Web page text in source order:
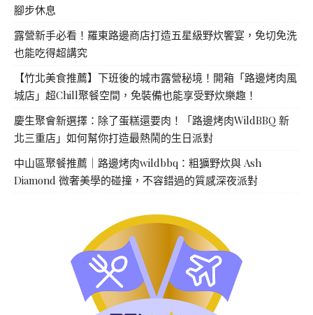
腳步休息
露營新手必看！羅東路邊商店打造五星級野炊饗宴，免切免洗
也能吃得超講究
【竹北美食推薦】下班後的城市露營秘境！開箱「路邊烤肉風
城店」超Chill聚餐空間，免裝備也能享受野炊樂趣！
慶生聚會新選擇：除了蛋糕還要肉！「路邊烤肉WildBBQ 新
北三重店」如何幫你打造最熱鬧的生日派對
中山區聚餐推薦｜路邊烤肉wildbbq：粗獷野炊與 Ash
Diamond 微奢美學的碰撞，不容錯過的質感深夜派對